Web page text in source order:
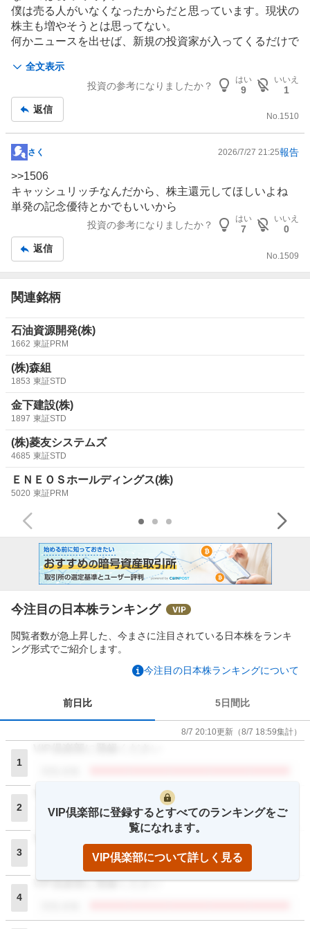
記
事
全文表示
僕は売る人がいなくなったからだと思っています。現状の
株主も増やそうとは思ってない。
何かニュースを出せば、新規の投資家が入ってくるだけで
投資の参考になりましたか？
はい
9
いいえ
1
返信
No.1510
掲
示
板
記
さく 2026/7/27 21:25報告
>>1506
キャッシュリッチなんだから、株主還元してほしいよね
単発の記念優待とかでもいいから
投資の参考になりましたか？
はい
7
いいえ
0
返信
No. 1509
関連銘柄
石油資源開発(株)
1662 東証PRM
(株)森組
1853 東証STD
金下建設(株)
1897 東証STD
(株)菱友システムズ
4685 東証STD
ＥＮＥＯＳホールディングス(株)
5020 東証PRM
今注目の日本株ランキング
閲覧者数が急上昇した、今まさに注目されている日本株をランキ
ング形式でご紹介します。
今注目の日本株ランキングについて
前日比 5日間比
8/7 20:10更新 （8/7 18:59集計）
1
2
VIP倶楽部に登録ください
閲覧者数
3
4
VIP倶楽部に登録ください
VIP倶楽部に登録するとすべてのランキングをご
覧になれます。
VIP倶楽部について詳しく見る